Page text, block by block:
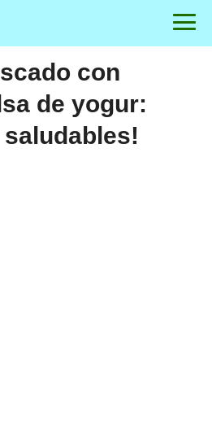
con
de yogur:
saludables!